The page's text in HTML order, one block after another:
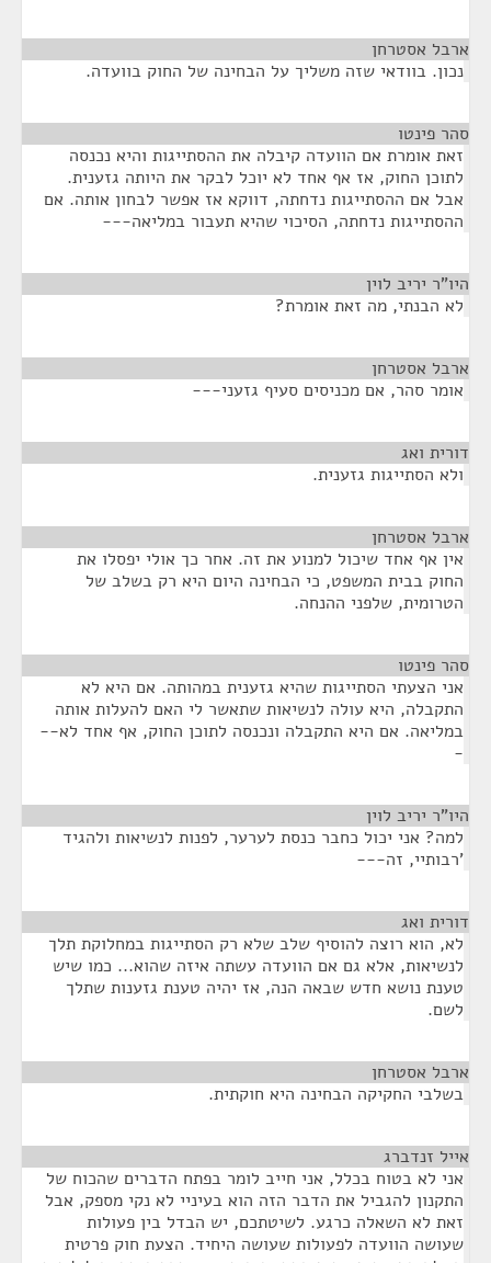
ארבל אסטרחן
נכון. בוודאי שזה משליך על הבחינה של החוק בוועדה.
סהר פינטו
זאת אומרת אם הוועדה קיבלה את ההסתייגות והיא נכנסה
לתוכן החוק, אז אף אחד לא יוכל לבקר את היותה גזענית.
אבל אם ההסתייגות נדחתה, דווקא אז אפשר לבחון אותה. אם
ההסתייגות נדחתה, הסיכוי שהיא תעבור במליאה---
היו"ר יריב לוין
לא הבנתי, מה זאת אומרת?
ארבל אסטרחן
אומר סהר, אם מכניסים סעיף גזעני---
דורית ואג
ולא הסתייגות גזענית.
ארבל אסטרחן
אין אף אחד שיכול למנוע את זה. אחר כך אולי יפסלו את
החוק בבית המשפט, כי הבחינה היום היא רק בשלב של
הטרומית, שלפני ההנחה.
סהר פינטו
אני הצעתי הסתייגות שהיא גזענית במהותה. אם היא לא
התקבלה, היא עולה לנשיאות שתאשר לי האם להעלות אותה
במליאה. אם היא התקבלה ונכנסה לתוכן החוק, אף אחד לא--
-
היו"ר יריב לוין
למה? אני יכול כחבר כנסת לערער, לפנות לנשיאות ולהגיד
'רבותיי, זה---
דורית ואג
לא, הוא רוצה להוסיף שלב שלא רק הסתייגות במחלוקת תלך
לנשיאות, אלא גם אם הוועדה עשתה איזה שהוא... כמו שיש
טענת נושא חדש שבאה הנה, אז יהיה טענת גזענות שתלך
לשם.
ארבל אסטרחן
בשלבי החקיקה הבחינה היא חוקתית.
אייל זנדברג
אני לא בטוח בכלל, אני חייב לומר בפתח הדברים שהכוח של
התקנון להגביל את הדבר הזה הוא בעיניי לא נקי מספק, אבל
זאת לא השאלה כרגע. לשיטתכם, יש הבדל בין פעולות
שעושה הוועדה לפעולות שעושה היחיד. הצעת חוק פרטית